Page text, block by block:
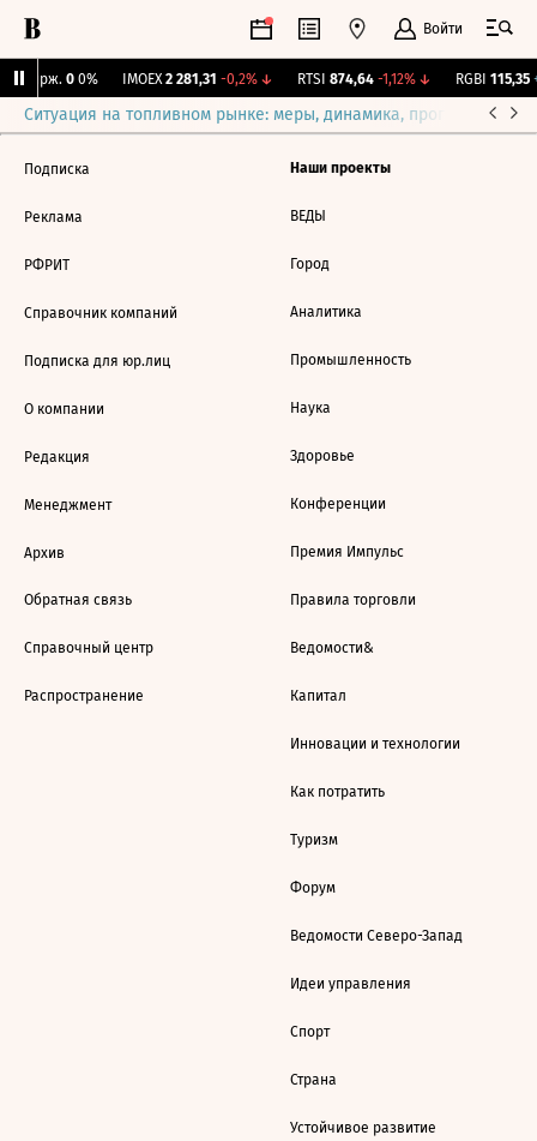
Войти
Бирж. 0 0% IMOEX 2 281,31 -0,2%↓ RTSI 874,64 -1,12%↓ RGBI 115,35
Ситуация на топливном рынке: меры, динамика, прогнозы
Подписка
Реклама
РФРИТ
Справочник компаний
Подписка для юр.лиц
О компании
Редакция
Менеджмент
Архив
Обратная связь
Справочный центр
Распространение
Наши проекты
ВЕДЫ
Город
Аналитика
Промышленность
Наука
Здоровье
Конференции
Премия Импульс
Правила торговли
Ведомости&
Капитал
Инновации и технологии
Как потратить
Туризм
Форум
Ведомости Северо-Запад
Идеи управления
Спорт
Страна
Устойчивое развитие